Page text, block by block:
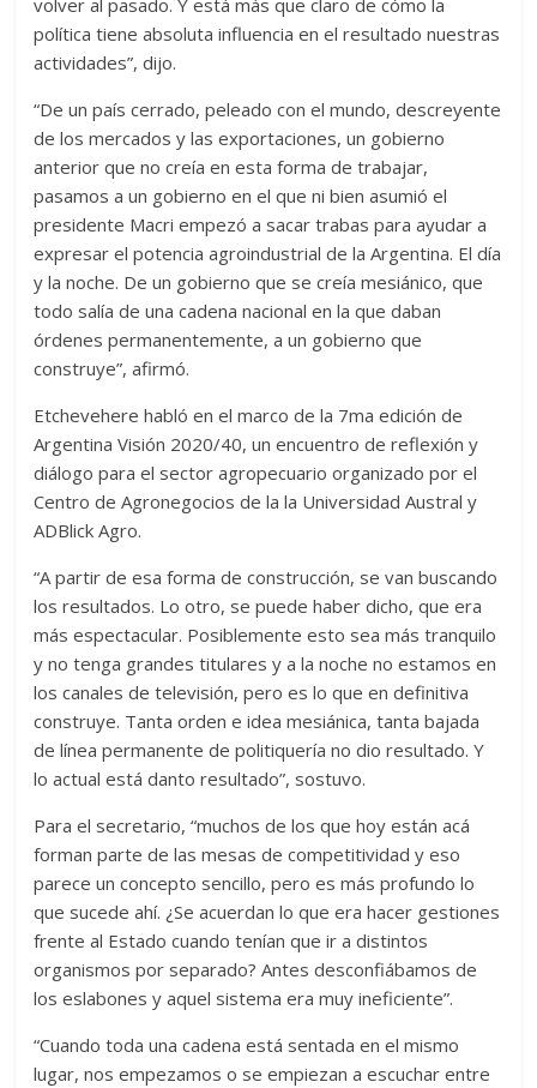
política tiene absoluta influencia en el resultado nuestras
actividades”, dijo.
“De un país cerrado, peleado con el mundo, descreyente
de los mercados y las exportaciones, un gobierno
anterior que no creía en esta forma de trabajar,
pasamos a un gobierno en el que ni bien asumió el
presidente Macri empezó a sacar trabas para ayudar a
expresar el potencia agroindustrial de la Argentina. El día
y la noche. De un gobierno que se creía mesiánico, que
todo salía de una cadena nacional en la que daban
órdenes permanentemente, a un gobierno que
construye”, afirmó.
Etchevehere habló en el marco de la 7ma edición de
Argentina Visión 2020/40, un encuentro de reflexión y
diálogo para el sector agropecuario organizado por el
Centro de Agronegocios de la la UniversidadAustral y
ADBlick Agro.
“A partir de esa forma de construcción, se van buscando
los resultados. Lo otro, se puede haber dicho, que era
más espectacular. Posiblemente esto sea más tranquilo
y no tenga grandes titulares y a la noche no estamos en
los canales de televisión, pero es lo que en definitiva
construye. Tanta orden e idea mesiánica, tanta bajada
de línea permanente de politiquería no dio resultado. Y
lo actual está danto resultado”, sostuvo.
Para el secretario, “muchos de los que hoy están acá
forman parte de las mesas de competitividad y eso
parece un concepto sencillo, pero es más profundo lo
que sucede ahí. ¿Se acuerdan lo que era hacer gestiones
frente al Estado cuando tenían que ir a distintos
organismos por separado? Antes desconfiábamos de
los eslabones y aquel sistema era muy ineficiente”.
“Cuando toda una cadena está sentada en el mismo
lugar, nos empezamos o se empiezan a escuchar entre